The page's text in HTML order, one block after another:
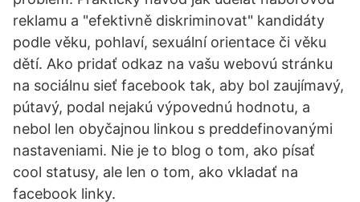
reklamu a "efektivně diskriminovat" kandidáty
podle věku, pohlaví, sexuální orientace či věku
dětí. Ako pridať odkaz na vašu webovú stránku
na sociálnu sieť facebook tak, aby bol zaujímavý,
pútavý, podal nejakú výpovednú hodnotu, a
nebol len obyčajnou linkou s preddefinovanými
nastaveniami. Nie je to blog o tom, ako písať
cool statusy, ale len o tom, ako vkladať na
facebook linky.